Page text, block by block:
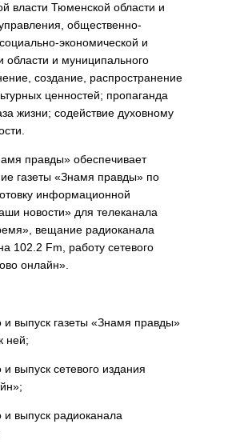
власти Тюменской области и
общественно-
экономической и
области и муниципального
создание, распространение
ценностей; пропаганда
жизни; содействие духовному
правды» обеспечивает
газеты «Знамя правды» по
информационной
новости» для телеканала
вещание радиоканала
102.2 Fm, работу сетевого
онлайн».
и выпуск газеты «Знамя правды»
ней;
и выпуск сетевого издания
и выпуск радиоканала